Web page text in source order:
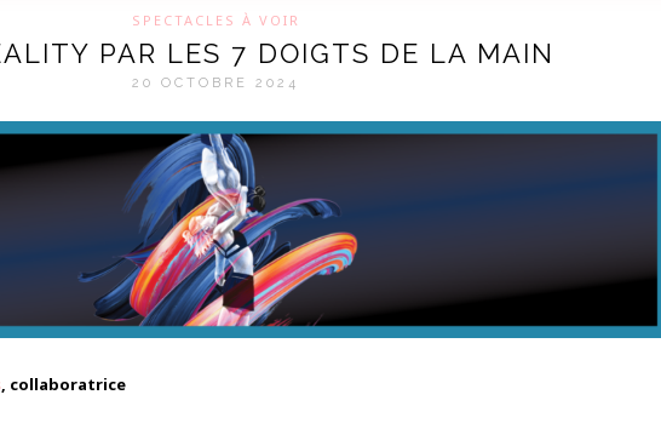
SPECTACLES À VOIR
PAR LES 7 DOIGTS DE LA MAIN
20 OCTOBRE 2024
, collaboratrice